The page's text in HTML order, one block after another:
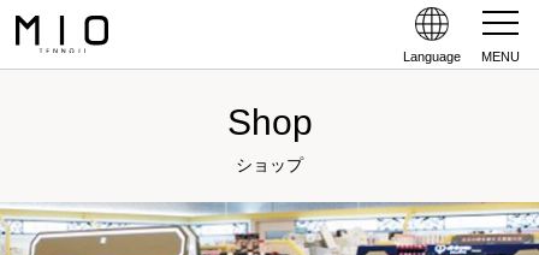
Language MENU
Shop
ショップ